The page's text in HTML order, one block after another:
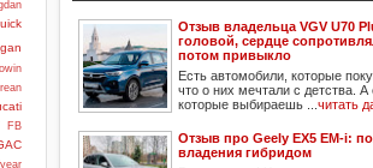
Отзыв владельца VGV U70
головой, сердце
потом привыкло
Есть автомобили, которые
что о них мечтали с детства. А
которые выбираешь ... читать
Отзыв про Geely EX5 EM-i:
владения гибридом
FB